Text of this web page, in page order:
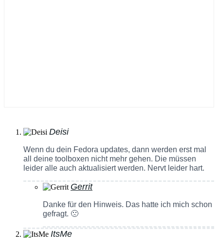
Deisi
Wenn du dein Fedora updates, dann werden erst mal
all deine toolboxen nicht mehr gehen. Die müssen
leider alle auch aktualisiert werden. Nervt leider hart.
Gerrit
Danke für den Hinweis. Das hatte ich mich schon
gefragt. 🙁
ItsMe